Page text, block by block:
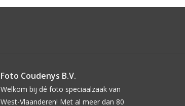
Foto Coudenys B.V.
Welkom bij dé foto speciaalzaak van
West-Vlaanderen! Met al meer dan 80